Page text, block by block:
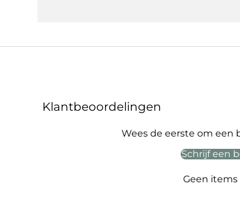
Klantbeoordelingen
Wees de eerste om een
Schrijf een
Geen